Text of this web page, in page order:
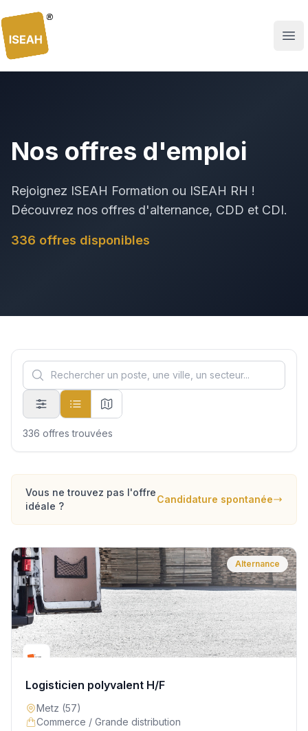
Nos offres d'emploi
Rejoignez ISEAH Formation ou ISEAH RH !
Découvrez nos offres d'alternance, CDD et CDI.
336 offres disponibles
336 offres trouvées
Vous ne trouvez pas l'offre
idéale ?
Candidature spontanée
Alternance
Logisticien polyvalent H/F
Metz (57)
Commerce / Grande distribution